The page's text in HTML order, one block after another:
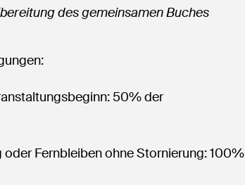
des gemeinsamen Buches
50% der
Fernbleiben ohne Stornierung: 100%